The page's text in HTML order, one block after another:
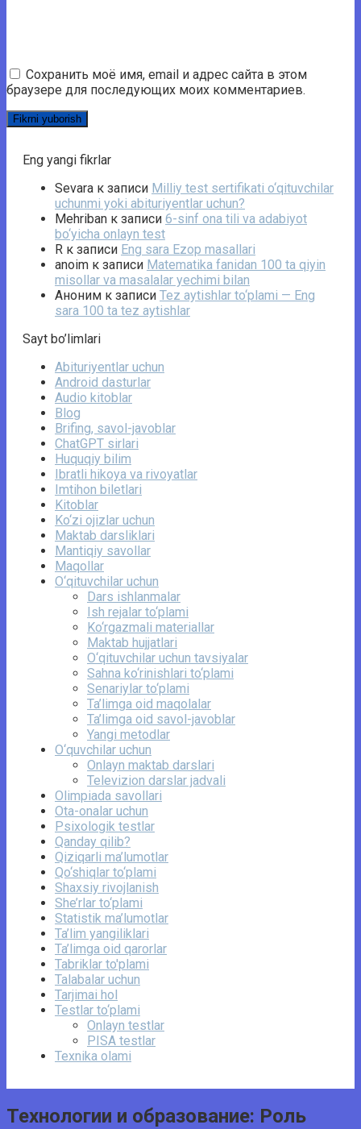
Сохранить моё имя, email и адрес сайта в этом
браузере для последующих моих комментариев.
Eng yangi fikrlar
Sevara к записи Milliy test sertifikati o‘qituvchilar
uchunmi yoki abituriyentlar uchun?
Mehriban к записи 6-sinf ona tili va adabiyot
bo‘yicha onlayn test
R к записи Eng sara Ezop masallari
anoim к записи Matematika fanidan 100 ta qiyin
misollar va masalalar yechimi bilan
Аноним к записи Tez aytishlar to‘plami — Eng
sara 100 ta tez aytishlar
Sayt bo’limlari
Abituriyentlar uchun
Android dasturlar
Audio kitoblar
Blog
Brifing, savol-javoblar
ChatGPT sirlari
Huquqiy bilim
Ibratli hikoya va rivoyatlar
Imtihon biletlari
Kitoblar
Ko‘zi ojizlar uchun
Maktab darsliklari
Mantiqiy savollar
Maqollar
O‘qituvchilar uchun
Dars ishlanmalar
Ish rejalar to‘plami
Ko‘rgazmali materiallar
Maktab hujjatlari
O‘qituvchilar uchun tavsiyalar
Sahna ko‘rinishlari to‘plami
Senariylar to‘plami
Ta’limga oid maqolalar
Ta’limga oid savol-javoblar
Yangi metodlar
O‘quvchilar uchun
Onlayn maktab darslari
Televizion darslar jadvali
Olimpiada savollari
Ota-onalar uchun
Psixologik testlar
Qanday qilib?
Qiziqarli ma’lumotlar
Qo‘shiqlar to‘plami
Shaxsiy rivojlanish
She’rlar to‘plami
Statistik ma’lumotlar
Ta’lim yangiliklari
Ta’limga oid qarorlar
Tabriklar to'plami
Talabalar uchun
Tarjimai hol
Testlar to‘plami
Onlayn testlar
PISA testlar
Texnika olami
Технологии и образование: Роль